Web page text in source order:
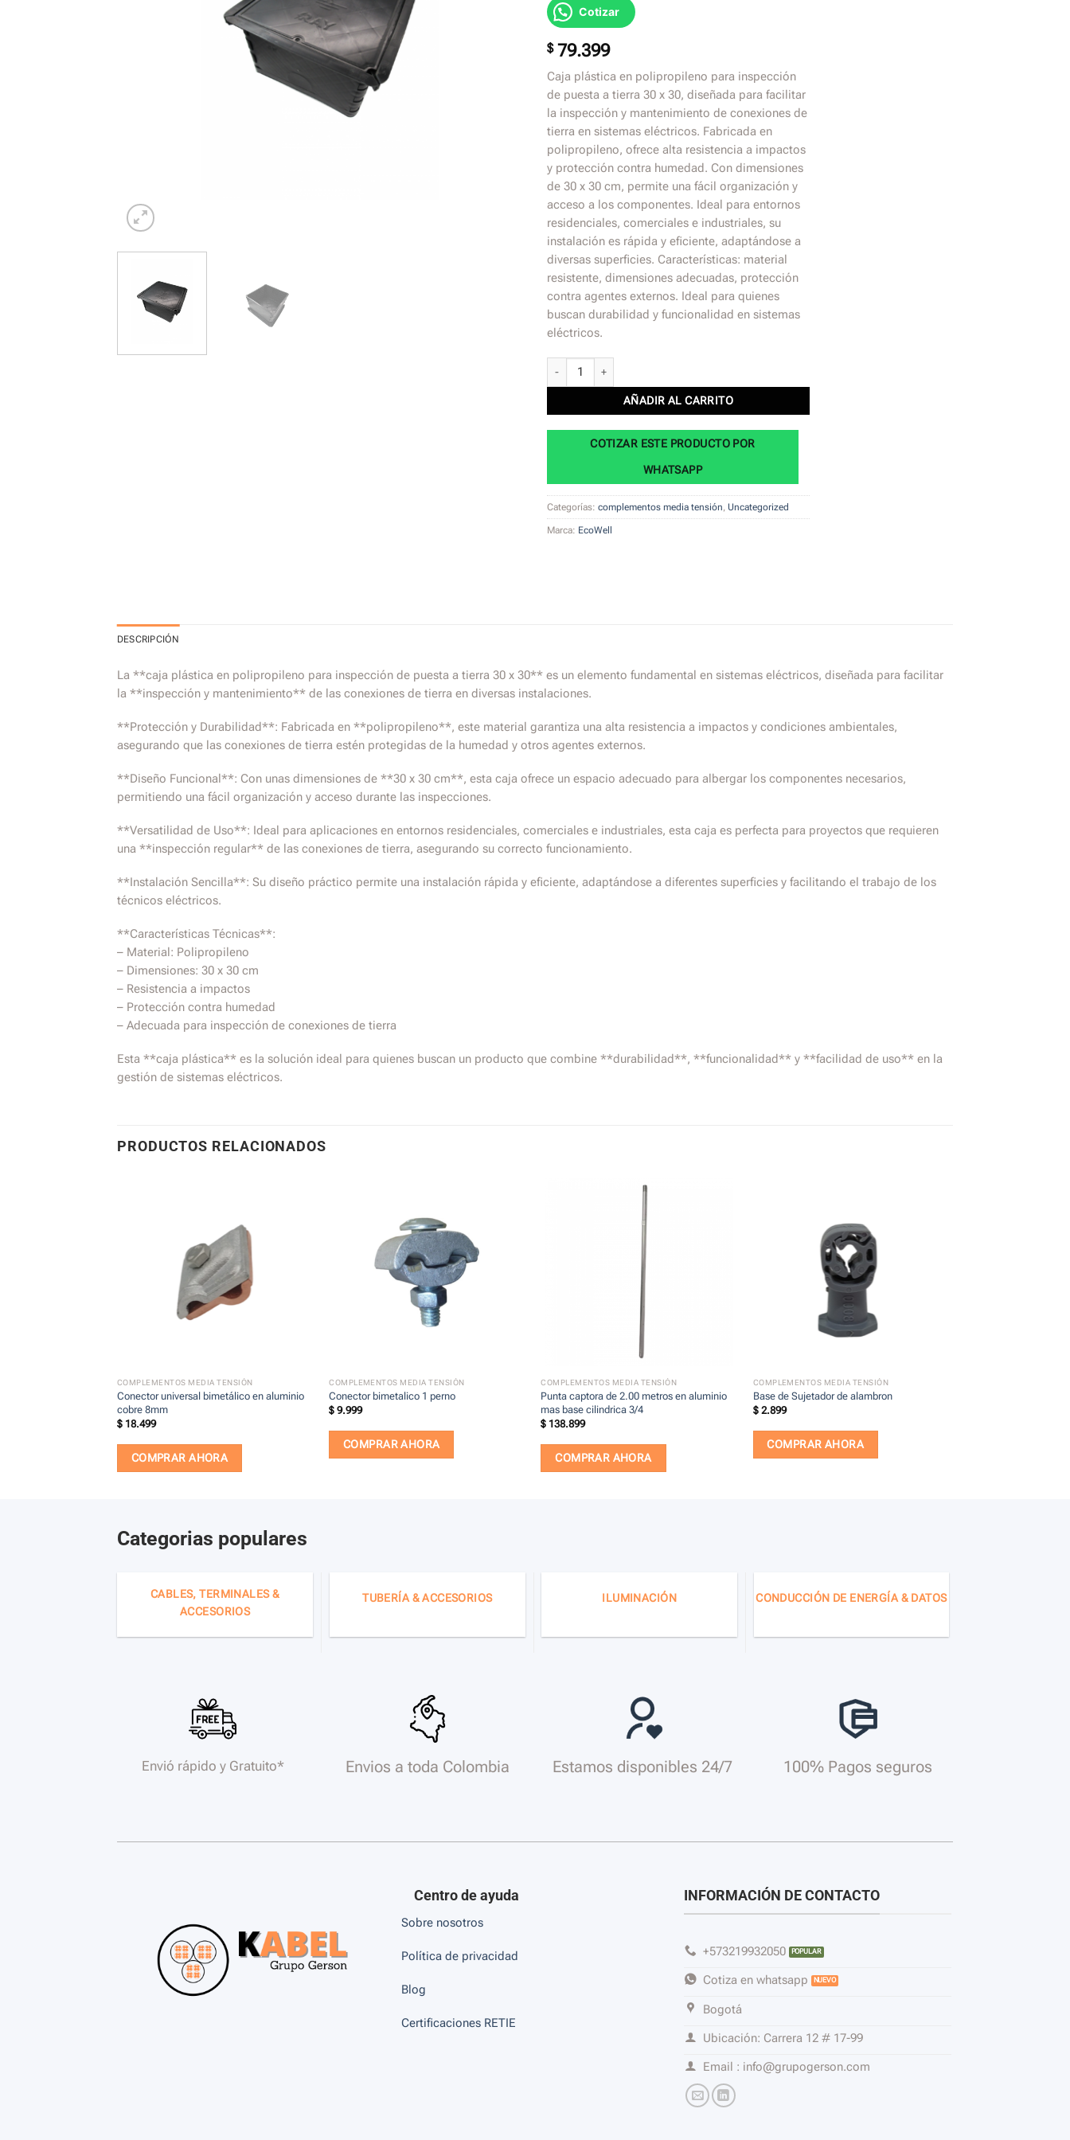
Cotizar
$79.399
Caja plástica en polipropileno para inspección
de puesta a tierra 30 x 30, diseñada para facilitar
la inspección y mantenimiento de conexiones de
tierra en sistemas eléctricos. Fabricada en
polipropileno, ofrece alta resistencia a impactos
y protección contra humedad. Con dimensiones
de 30 x 30 cm, permite una fácil organización y
acceso a los componentes. Ideal para entornos
residenciales, comerciales e industriales, su
instalación es rápida y eficiente, adaptándose a
diversas superficies. Características: material
resistente, dimensiones adecuadas, protección
contra agentes externos. Ideal para quienes
buscan durabilidad y funcionalidad en sistemas
eléctricos.
Caja plástica en polipropileno para inspección puesta tierra 30 x 30 cantidad
AÑADIR AL CARRITO
COTIZAR ESTE PRODUCTO POR
WHATSAPP
Categorías: complementos media tensión, Uncategorized
Marca: EcoWell
DESCRIPCIÓN
La **caja plástica en polipropileno para inspección de puesta a tierra 30 x 30** es un elemento fundamental en sistemas eléctricos, diseñada para facilitar
la **inspección y mantenimiento** de las conexiones de tierra en diversas instalaciones.
**Protección y Durabilidad**: Fabricada en **polipropileno**, este material garantiza una alta resistencia a impactos y condiciones ambientales,
asegurando que las conexiones de tierra estén protegidas de la humedad y otros agentes externos.
**Diseño Funcional**: Con unas dimensiones de **30 x 30 cm**, esta caja ofrece un espacio adecuado para albergar los componentes necesarios,
permitiendo una fácil organización y acceso durante las inspecciones.
**Versatilidad de Uso**: Ideal para aplicaciones en entornos residenciales, comerciales e industriales, esta caja es perfecta para proyectos que requieren
una **inspección regular** de las conexiones de tierra, asegurando su correcto funcionamiento.
**Instalación Sencilla**: Su diseño práctico permite una instalación rápida y eficiente, adaptándose a diferentes superficies y facilitando el trabajo de los
técnicos eléctricos.
**Características Técnicas**:
– Material: Polipropileno
– Dimensiones: 30 x 30 cm
– Resistencia a impactos
– Protección contra humedad
– Adecuada para inspección de conexiones de tierra
Esta **caja plástica** es la solución ideal para quienes buscan un producto que combine **durabilidad**, **funcionalidad** y **facilidad de uso** en la
gestión de sistemas eléctricos.
PRODUCTOS RELACIONADOS
COMPLEMENTOS MEDIA TENSIÓN
Conector universal bimetálico en aluminio
cobre 8mm
$18.499
COMPRAR AHORA
COMPLEMENTOS MEDIA TENSIÓN
Conector bimetalico 1 perno
$ 9.999
COMPRAR AHORA
COMPLEMENTOS MEDIA TENSIÓN
Punta captora de 2.00 metros en aluminio
mas base cilindrica 3/4
$ 138.899
COMPRAR AHORA
COMPLEMENTOS MEDIA TENSIÓN
Base de Sujetador de alambron
$2.899
COMPRAR AHORA
Categorias populares
CABLES, TERMINALES &
ACCESORIOS
TUBERÍA & ACCESORIOS ILUMINACIÓN CONDUCCIÓN DE ENERGÍA & DATOS
Envió rápido y Gratuito* Envios a toda Colombia Estamos disponibles 24/7 100% Pagos seguros
Centro de ayuda
Sobre nosotros
Política de privacidad
Blog
Certificaciones RETIE
INFORMACIÓN DE CONTACTO
+573219932050
Cotiza en whatsapp
Bogotá
Ubicación: Carrera 12 # 17-99
Email : info@grupogerson.com